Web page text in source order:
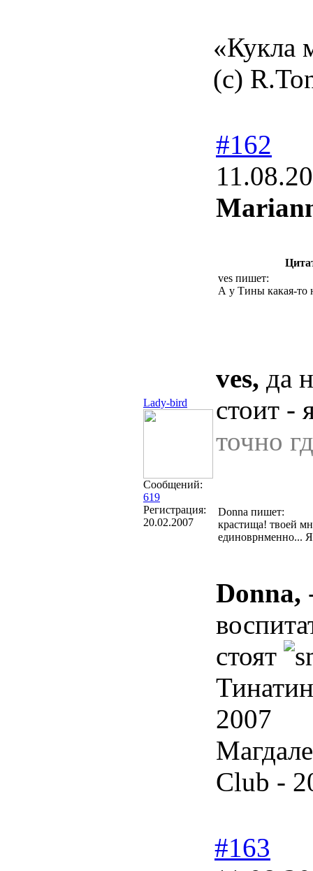
«Кукла
(с)
Lady-bird
Сообщений:
619
Регистрация:
20.02.2007
#162
ves пишет:
А у Тины какая-то
ves, да
стоит -
точно
Donna пишет:
крастища! твоей
единоврнменно...
Donna,
стоят
2007
Club -
#163